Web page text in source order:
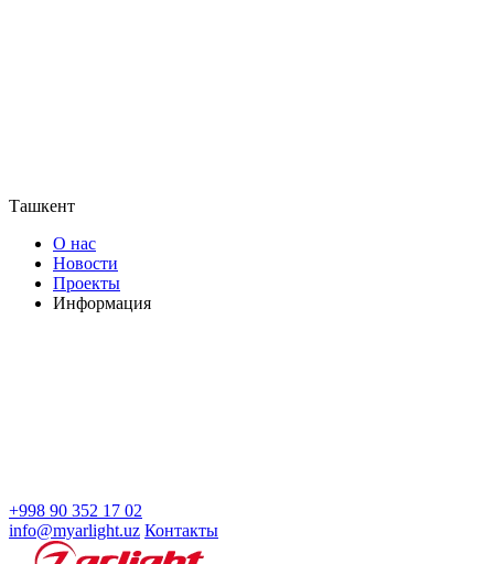
Ташкент
О нас
Новости
Проекты
Информация
+998 90 352 17 02
info@myarlight.uz Контакты